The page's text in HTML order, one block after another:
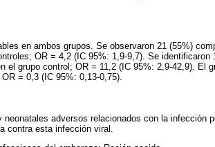
en ambos grupos. Se observaron 21 (55%)
OR = 4,2 (IC 95%: 1,9-9,7). Se identificaron
el grupo control; OR = 11,2 (IC 95%: 2,9-42,9). El
= 0,3 (IC 95%: 0,13-0,75).
adversos relacionados con la infección
contra esta infección viral.